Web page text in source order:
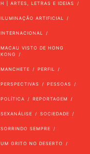
H | ARTES, LETRAS E IDEIAS
ILUMINAÇÃO ARTIFICIAL
INTERNACIONAL
MACAU VISTO DE HONG
KONG
MANCHETE PERFIL
PERSPECTIVAS PESSOAS
POLÍTICA REPORTAGEM
SEXANÁLISE SOCIEDADE
SORRINDO SEMPRE
UM GRITO NO DESERTO